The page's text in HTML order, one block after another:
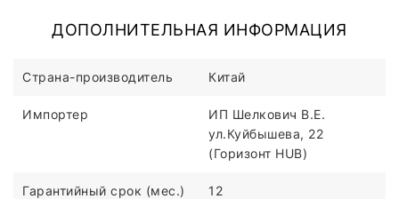
ДОПОЛНИТЕЛЬНАЯ ИНФОРМАЦИЯ
Страна-производитель Китай
Импортер
ИП Шелкович В.Е.
ул.Куйбышева, 22
(Горизонт HUB)
Гарантийный срок (мес.) 12